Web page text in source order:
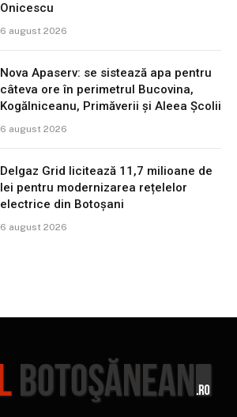
Onicescu
6 august 2026
Nova Apaserv: se sistează apa pentru
câteva ore în perimetrul Bucovina,
Kogălniceanu, Primăverii și Aleea Școlii
6 august 2026
Delgaz Grid licitează 11,7 milioane de
lei pentru modernizarea rețelelor
electrice din Botoșani
6 august 2026